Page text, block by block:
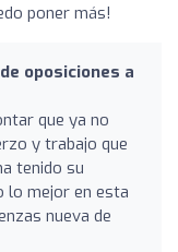
poner más!
oposiciones a
que ya no
y trabajo que
tenido su
lo mejor en esta
nueva de